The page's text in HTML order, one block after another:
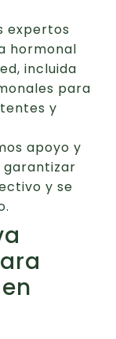
expertos
hormonal
incluida
para
y
apoyo y
y se